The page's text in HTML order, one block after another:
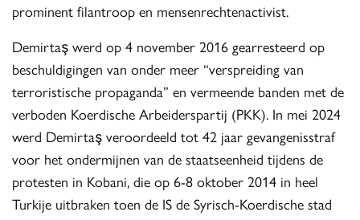
prominent filantroop en mensenrechtenactivist.
Demirtaş werd op 4 november 2016 gearresteerd op
beschuldigingen van onder meer “verspreiding van
terroristische propaganda” en vermeende banden met de
verboden Koerdische Arbeiderspartij (PKK). In mei 2024
werd Demirtaş veroordeeld tot 42 jaar gevangenisstraf
voor het ondermijnen van de staatseenheid tijdens de
protesten in Kobani, die op 6-8 oktober 2014 in heel
Turkije uitbraken toen de IS de Syrisch-Koerdische stad